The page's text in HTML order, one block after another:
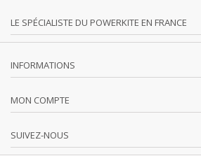
LE SPÉCIALISTE DU POWERKITE EN FRANCE
INFORMATIONS
MON COMPTE
SUIVEZ-NOUS